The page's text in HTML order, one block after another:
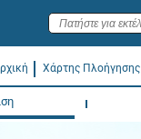
Χάρτης Πλοήγησης